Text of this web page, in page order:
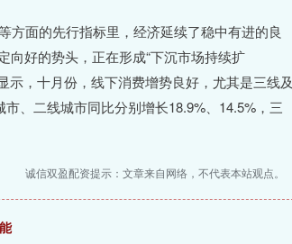
面的先行指标里，经济延续了稳中有进的良
向好的势头，正在形成“下沉市场持续扩
示，十月份，线下消费增势良好，尤其是三线及
、二线城市同比分别增长18.9%、14.5%，三
诚信双盈配资提示：文章来自网络，不代表本站观点。